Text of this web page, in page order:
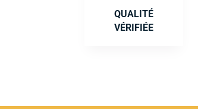
QUALITÉ
VÉRIFIÉE